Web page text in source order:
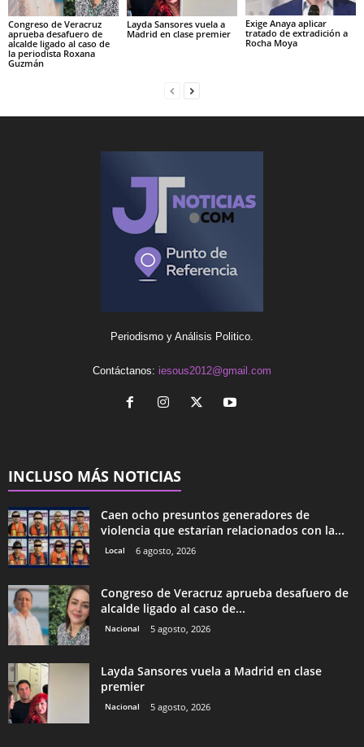
Congreso de Veracruz
aprueba desafuero de
alcalde ligado al caso de
la periodista Roxana
Guzmán
Layda Sansores vuela a
Madrid en clase premier
Exige Anaya aplicar
tratado de extradición a
Rocha Moya
Periodismo y Análisis Politico.
Contáctanos: iesous2012@gmail.com
INCLUSO MÁS NOTICIAS
Caen ocho presuntos generadores de
violencia que estarían relacionados con la...
Local 6 agosto, 2026
Congreso de Veracruz aprueba desafuero de
alcalde ligado al caso de...
Nacional 5 agosto, 2026
Layda Sansores vuela a Madrid en clase
premier
Nacional 5 agosto, 2026